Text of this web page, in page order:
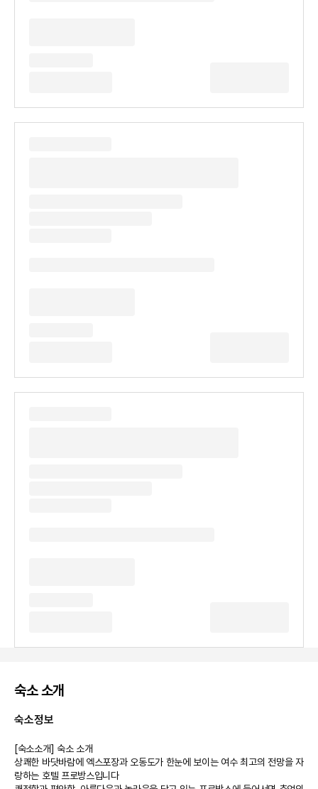
숙소 소개
숙소정보
[숙소소개] 숙소 소개
상쾌한 바닷바람에 엑스포장과 오동도가 한눈에 보이는 여수 최고의 전망을 자
랑하는 호텔 프로방스입니다